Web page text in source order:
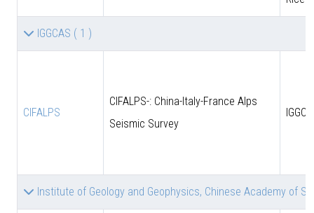
IGGCAS ( 1 )
CIFALPS
CIFALPS-: China-Italy-France Alps
Seismic Survey
Institute of Geology and Geophysics, Chinese Academy of